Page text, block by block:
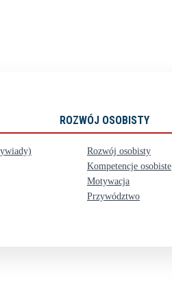
ROZWÓJ OSOBISTY
Rozwój osobisty
Kompetencje osobiste
Motywacja
Przywództwo